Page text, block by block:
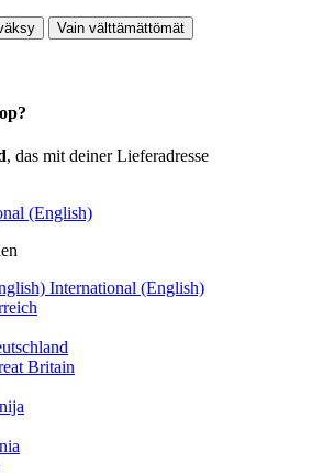
Vain välttämättömät
, das mit deiner Lieferadresse
(English)
International (English)
Britain